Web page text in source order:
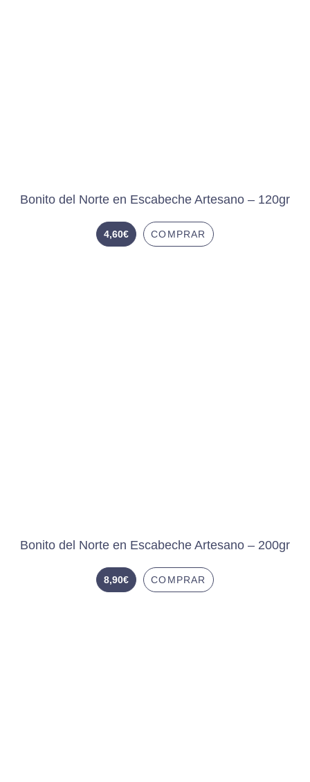
Bonito del Norte en Escabeche Artesano – 120gr
4,60€ COMPRAR
Bonito del Norte en Escabeche Artesano – 200gr
8,90€ COMPRAR